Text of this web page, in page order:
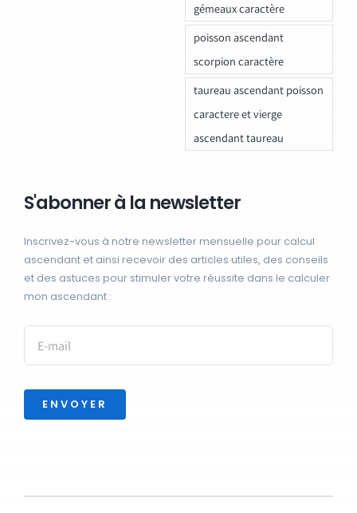
gémeaux caractère
poisson ascendant
scorpion caractère
taureau ascendant poisson
caractere et vierge
ascendant taureau
S'abonner à la newsletter
Inscrivez-vous à notre newsletter mensuelle pour calcul
ascendant et ainsi recevoir des articles utiles, des conseils
et des astuces pour stimuler votre réussite dans le calculer
mon ascendant :
ENVOYER